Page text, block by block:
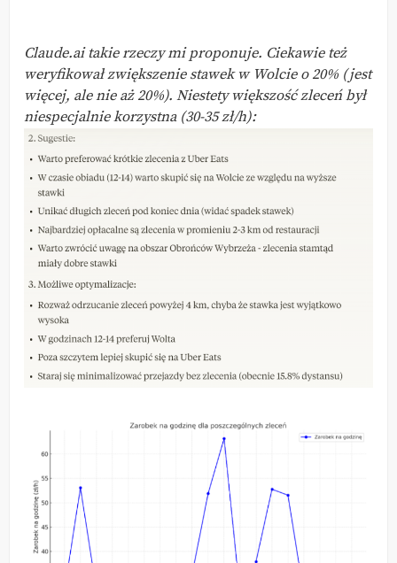
Claude.ai takie rzeczy mi proponuje. Ciekawie też
weryfikował zwiększenie stawek w Wolcie o 20% (jest
więcej, ale nie aż 20%). Niestety większość zleceń był
niespecjalnie korzystna (30-35 zł/h):